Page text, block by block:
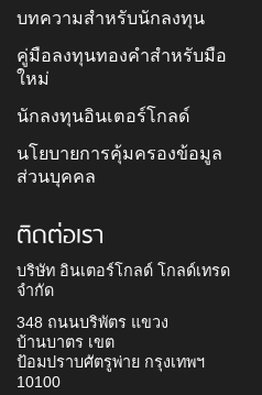
บทความสำหรับนักลงทุน
คู่มือลงทุนทองคำสำหรับมือ
ใหม่
นักลงทุนอินเตอร์โกลด์
นโยบายการคุ้มครองข้อมูล
ส่วนบุคคล
ติดต่อเรา
บริษัท อินเตอร์โกลด์ โกลด์เทรด
จำกัด
348 ถนนบริพัตร แขวง
บ้านบาตร เขต
ป้อมปราบศัตรูพ่าย กรุงเทพฯ
10100